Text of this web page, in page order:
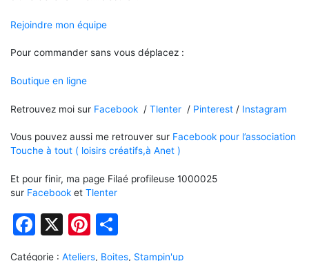
Rejoindre mon équipe
Pour commander sans vous déplacez :
Boutique en ligne
Retrouvez moi sur Facebook / Tlenter / Pinterest / Instagram
Vous pouvez aussi me retrouver sur Facebook pour l’association
Touche à tout ( loisirs créatifs,à Anet )
Et pour finir, ma page Filaé profileuse 1000025
sur Facebook et Tlenter
Facebook
X Pinterest
Catégorie : Ateliers, Boites, Stampin'up